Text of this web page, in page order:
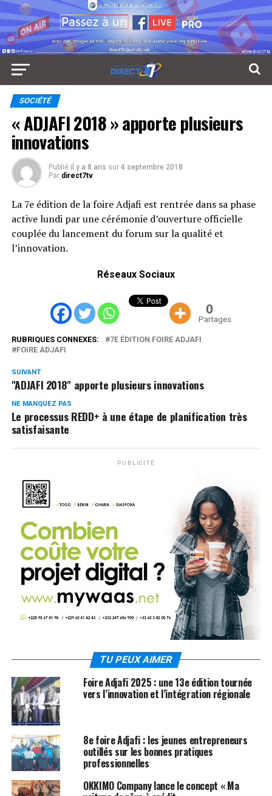
SOCIÉTÉ
« ADJAFI 2018 » apporte plusieurs
innovations
Publié il y a 8 ans sur 4 septembre 2018
Par direct7tv
La 7e édition de la foire Adjafi est rentrée dans sa phase
active lundi par une cérémonie d’ouverture officielle
couplée du lancement du forum sur la qualité et
l’innovation.
Réseaux Sociaux
0
Partages
RUBRIQUES CONNEXES:
7E ÉDITION FOIRE ADJAFI
FOIRE ADJAFI
SUIVANT
"ADJAFI 2018" apporte plusieurs innovations
NE MANQUEZ PAS
Le processus REDD+ à une étape de planification très
satisfaisante
PUBLICITÉ
TU PEUX AIMER
Foire Adjafi 2025 : une 13e édition tournée
vers l’innovation et l’intégration régionale
8e foire Adjafi : les jeunes entrepreneurs
outillés sur les bonnes pratiques
professionnelles
OKKIMO Company lance le concept « Ma